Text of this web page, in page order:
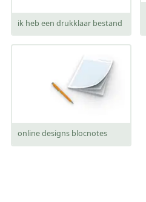
ik heb een drukklaar bestand
online designs blocnotes